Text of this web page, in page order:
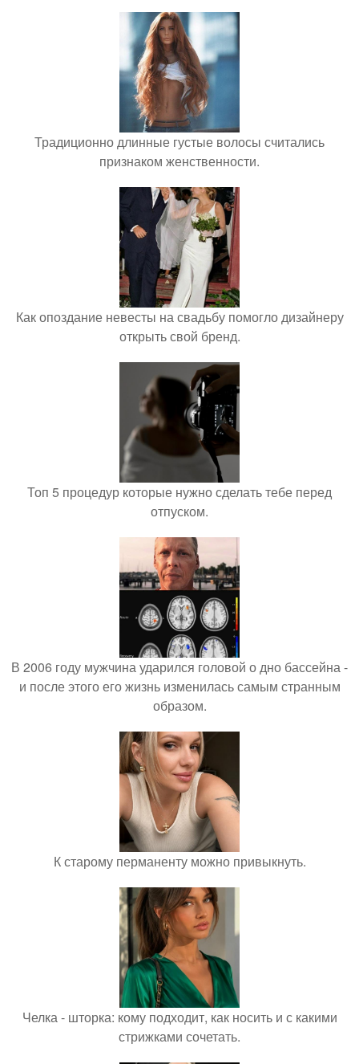
Традиционно длинные густые волосы считались
признаком женственности.
Как опоздание невесты на свадьбу помогло дизайнеру
открыть свой бренд.
Топ 5 процедур которые нужно сделать тебе перед
отпуском.
В 2006 году мужчина ударился головой о дно бассейна -
и после этого его жизнь изменилась самым странным
образом.
К старому перманенту можно привыкнуть.
Челка - шторка: кому подходит, как носить и с какими
стрижками сочетать.